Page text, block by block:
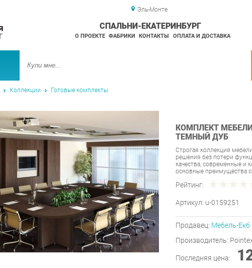
Эль-Монте
СПАЛЬНИ-ЕКАТЕРИНБУРГ
О ПРОЕКТЕ ФАБРИКИ КОНТАКТЫ ОПЛАТА И ДОСТАВКА
Коллекции Готовые комплекты
КОМПЛЕКТ МЕБЕЛИ
ТЕМНЫЙ ДУБ
Строгая коллекция
решения без потери
качества, современные и
основные преимущества
Рейтинг:
Артикул: u-0159251
Продавец: Мебель-Екб
Производитель:
Последняя цена: